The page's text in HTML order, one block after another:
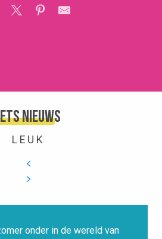
nieuws
LEUK
onder in de wereld van